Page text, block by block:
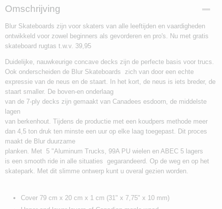
Productcode
freebag-1
EAN code
813398015200
Omschrijving
Blur Skateboards zijn voor skaters van alle leeftijden en vaardigheden
ontwikkeld voor zowel beginners als gevorderen en pro's. Nu met gratis
skateboard rugtas t.w.v. 39,95
Duidelijke, nauwkeurige concave decks zijn de perfecte basis voor trucs.
Ook onderscheiden de Blur Skateboards zich van door een echte
expressie van de neus en de staart. In het kort, de neus is iets breder, de
staart smaller. De boven-en onderlaag
van de 7-ply decks zijn gemaakt van Canadees esdoorn, de middelste
lagen
van berkenhout. Tijdens de productie met een koudpers methode meer
dan 4,5 ton druk ten minste een uur op elke laag toegepast. Dit proces
maakt de Blur duurzame
planken. Met 5 "Aluminum Trucks, 99A PU wielen en ABEC 5 lagers
is een smooth ride in alle situaties gegarandeerd. Op de weg en op het
skatepark. Met dit slimme ontwerp kunt u overal gezien worden.
Cover 79 cm x 20 cm x 1 cm (31" x 7,75" x 10 mm)